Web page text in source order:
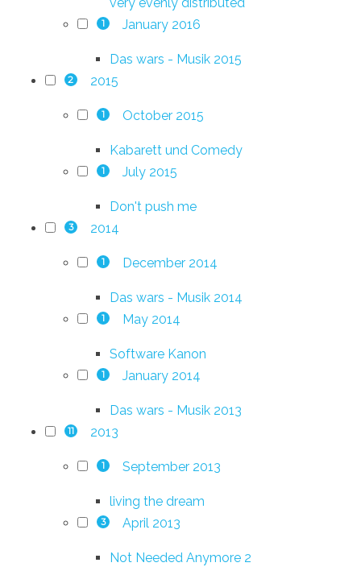
1 January 2016
Das wars - Musik 2015
2 2015
1 October 2015
Kabarett und Comedy
1 July 2015
Don't push me
3 2014
1 December 2014
Das wars - Musik 2014
1 May 2014
Software Kanon
1 January 2014
Das wars - Musik 2013
11 2013
1 September 2013
living the dream
3 April 2013
Not Needed Anymore 2